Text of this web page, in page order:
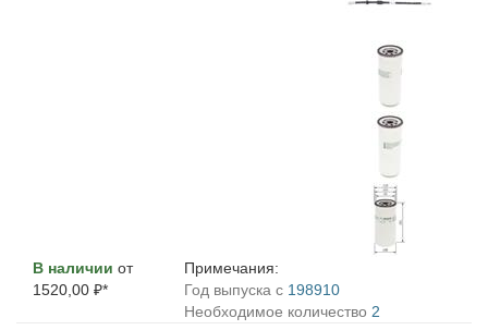
В наличии от
1520,00 ₽*
Примечания:
Год выпуска с 198910
Необходимое количество 2